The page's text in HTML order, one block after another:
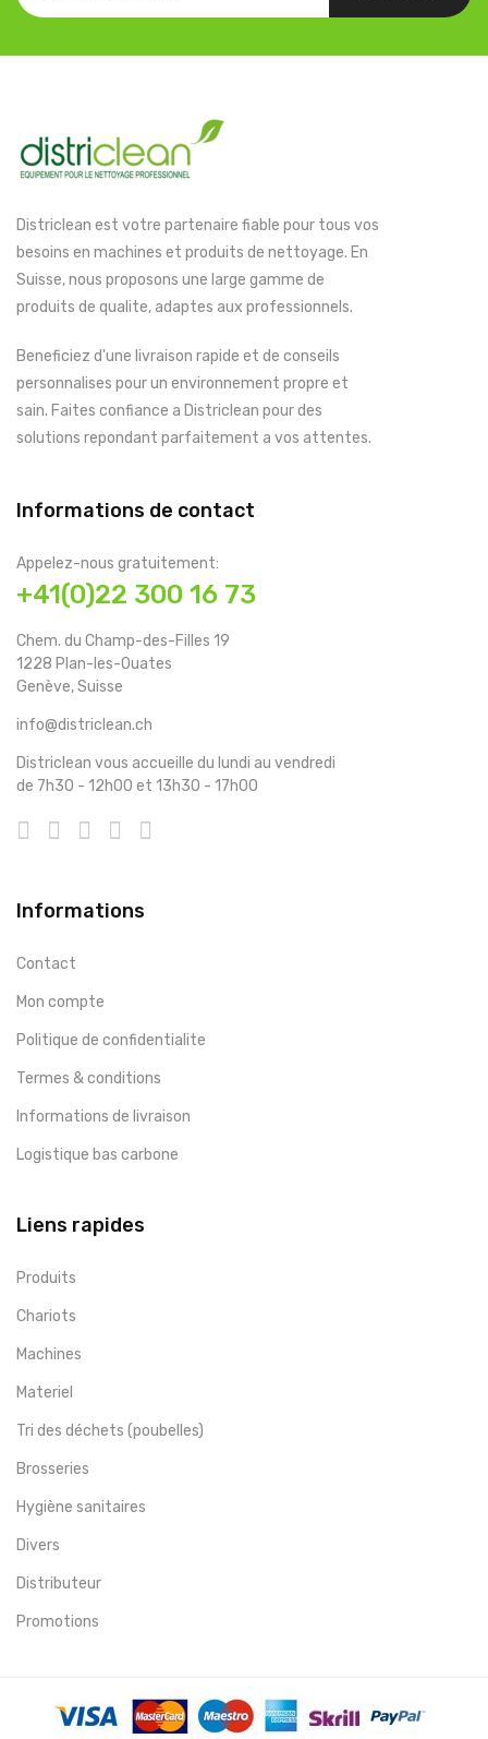
Districlean est votre partenaire fiable pour tous vos
besoins en machines et produits de nettoyage. En
Suisse, nous proposons une large gamme de
produits de qualite, adaptes aux professionnels.
Beneficiez d'une livraison rapide et de conseils
personnalises pour un environnement propre et
sain. Faites confiance a Districlean pour des
solutions repondant parfaitement a vos attentes.
Informations de contact
Appelez-nous gratuitement:
+41(0)22 300 16 73
Chem. du Champ-des-Filles 19
1228 Plan-les-Ouates
Genève, Suisse
info@districlean.ch
Districlean vous accueille du lundi au vendredi
de 7h30 - 12h00 et 13h30 - 17h00
Informations
Contact
Mon compte
Politique de confidentialite
Termes & conditions
Informations de livraison
Logistique bas carbone
Liens rapides
Produits
Chariots
Machines
Materiel
Tri des déchets (poubelles)
Brosseries
Hygiène sanitaires
Divers
Distributeur
Promotions